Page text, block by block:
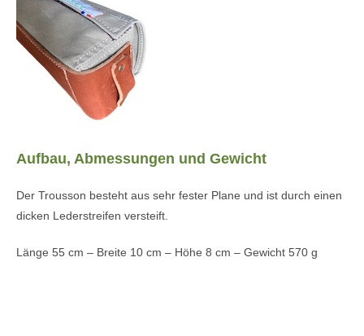
Aufbau, Abmessungen und Gewicht
Der Trousson besteht aus sehr fester Plane und ist durch einen
dicken Lederstreifen versteift.
Länge 55 cm – Breite 10 cm – Höhe 8 cm – Gewicht 570 g